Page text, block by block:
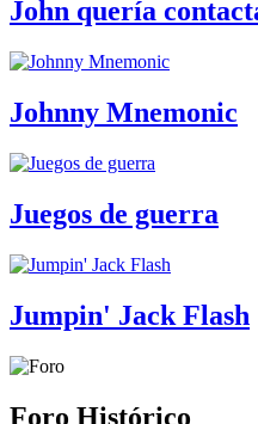
John quería
Johnny Mnemonic
Juegos de guerra
Jumpin' Jack Flash
Foro Histórico